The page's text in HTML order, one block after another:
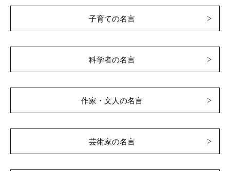
子育ての名言
科学者の名言
作家・文人の名言
芸術家の名言